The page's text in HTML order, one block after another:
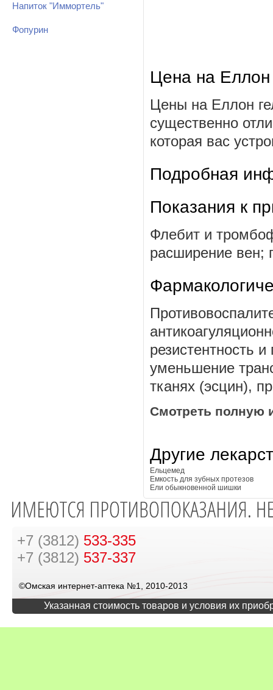
Напиток "Иммортель"
Фопурин
Цена на Еллон
Цены на Еллон
существенно
которая вас
Подробная
Показания к
Флебит и
расширение вен;
резистентность
уменьшение
тканях (эсцин),
Смотреть полную
Другие
Ельцемед
Емкость для зубных протезов
Ели обыкновенной шишки
+7 (3812) 533-335
+7 (3812) 537-337
©Омская интернет-аптека №1, 2010-2013
Указанная стоимость товаров и условия их